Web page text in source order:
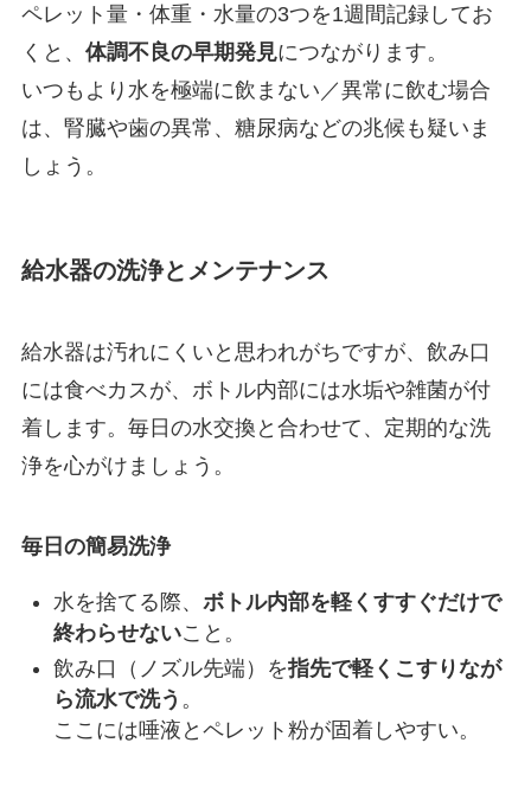
ペレット量・体重・水量の3つを1週間記録してお
くと、 体調不良の早期発見につながります。
いつもより水を極端に飲まない／異常に飲む場合
は、腎臓や歯の異常、糖尿病などの兆候も疑いま
しょう。
給水器の洗浄とメンテナンス
給水器は汚れにくいと思われがちですが、飲み口
には食べカスが、ボトル内部には水垢や雑菌が付
着します。毎日の水交換と合わせて、定期的な洗
浄を心がけましょう。
毎日の簡易洗浄
水を捨てる際、 ボトル内部を軽くすすぐだけで
終わらせないこと。
飲み口（ノズル先端）を指先で軽くこすりなが
ら流水で洗う 。
ここには唾液とペレット粉が固着しやすい。